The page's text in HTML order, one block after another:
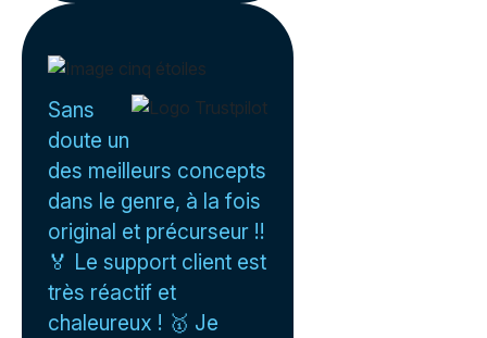
Sans
doute un
des meilleurs concepts
dans le genre, à la fois
original et précurseur !!
🏅 Le support client est
très réactif et
chaleureux ! 🥇 Je